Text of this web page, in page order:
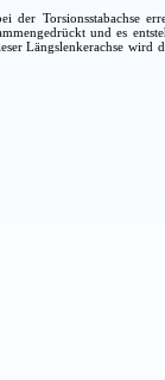
Torsionsstabachse
und es
Längslenkerachse wird